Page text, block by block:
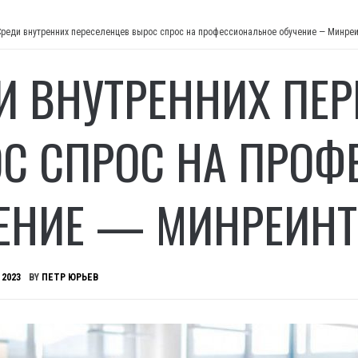
внутренних переселенцев вырос спрос на профессиональное обучение —
ВНУТРЕННИХ
СПРОС НА
—
BY ПЕТР ЮРЬЕВ